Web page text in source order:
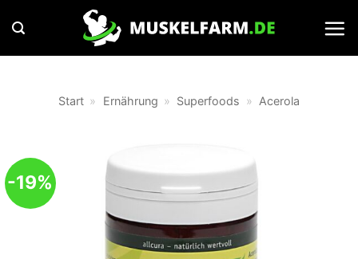
Inhalt
springen
Start » Ernährung » Superfoods » Acerola
-19%